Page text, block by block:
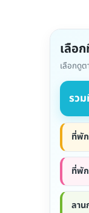
เลือ
เลือกดู
รว
ที่พั
ที่พั
ลาน